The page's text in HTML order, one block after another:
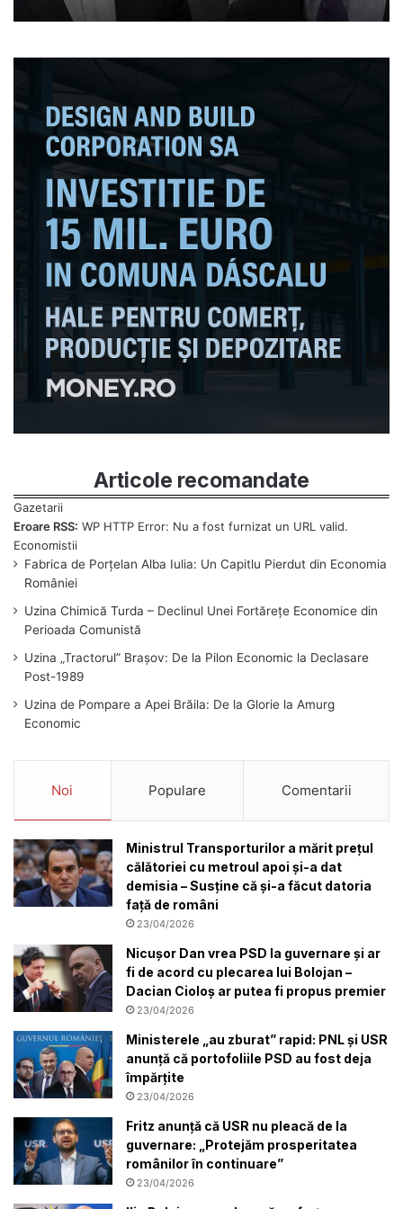
au făcut-o prost”
Articole recomandate
Eroare RSS: WP HTTP Error: Nu a fost furnizat un URL valid.
Fabrica de Porțelan Alba Iulia: Un Capitlu Pierdut din Economia
României
Uzina Chimică Turda – Declinul Unei Fortărețe Economice din
Perioada Comunistă
Uzina „Tractorul” Brașov: De la Pilon Economic la Declasare
Post-1989
Uzina de Pompare a Apei Brăila: De la Glorie la Amurg
Economic
Noi Populare Comentarii
Ministrul Transporturilor a mărit prețul
călătoriei cu metroul apoi și-a dat
demisia – Susține că și-a făcut datoria
față de români
23/04/2026
Nicuşor Dan vrea PSD la guvernare şi ar
fi de acord cu plecarea lui Bolojan –
Dacian Cioloș ar putea fi propus premier
23/04/2026
Ministerele „au zburat” rapid: PNL și USR
anunță că portofoliile PSD au fost deja
împărțite
23/04/2026
Fritz anunță că USR nu pleacă de la
guvernare: „Protejăm prosperitatea
românilor în continuare”
23/04/2026